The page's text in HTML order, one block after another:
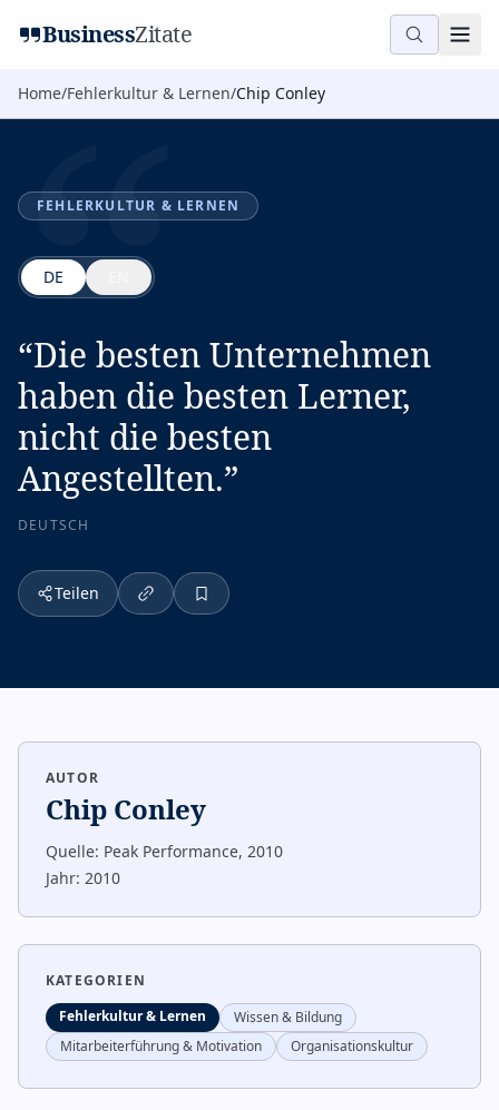
BusinessZitate
Home/Fehlerkultur & Lernen/Chip Conley
“
FEHLERKULTUR & LERNEN
DE
“Die besten Unternehmen
haben die besten Lerner,
nicht die besten
Angestellten.”
DEUTSCH
Teilen
AUTOR
Chip Conley
Quelle: Peak Performance, 2010
Jahr: 2010
KATEGORIEN
Fehlerkultur & Lernen
Wissen & Bildung
Mitarbeiterführung & Motivation
Organisationskultur